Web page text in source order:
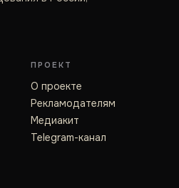
ПРОЕКТ
О проекте
Рекламодателям
Медиакит
Telegram-канал